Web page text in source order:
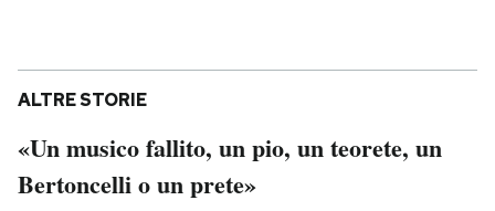
ALTRE STORIE
«Un musico fallito, un pio, un teorete, un
Bertoncelli o un prete»